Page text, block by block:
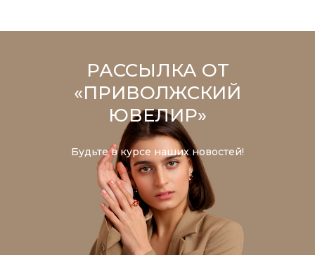
РАССЫЛКА ОТ
«ПРИВОЛЖСКИЙ
ЮВЕЛИР»
Будьте в курсе наших новостей!